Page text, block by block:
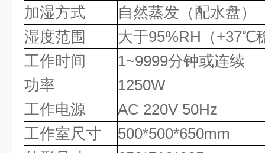
加湿方式
自然蒸发（配水盘）
湿度范围
大于95%RH（+37℃
工作时间
1~9999分钟或连续
功率
1250W
工作电源
AC 220V 50Hz
工作室尺寸
500*500*650mm